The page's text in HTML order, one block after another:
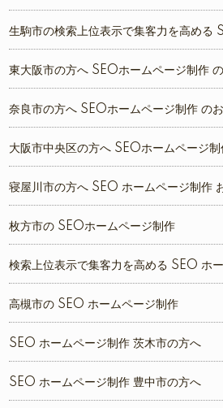
生駒市の検索上位表示で集客力を高める
東大阪市の方へ SEOホームページ制作
奈良市の方へ SEOホームページ制作 の
大阪市中央区の方へ SEOホームページ制
寝屋川市の方へ SEO ホームページ制作
枚方市の SEOホームページ制作
検索上位表示で集客力を高める SEO ホ
高槻市の SEO ホームページ制作
SEO ホームページ制作 茨木市の方へ
SEO ホームページ制作 豊中市の方へ